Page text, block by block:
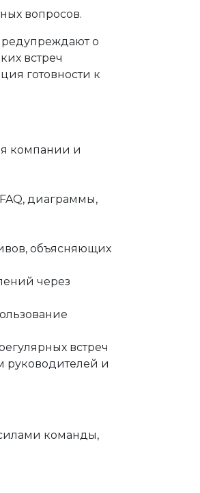
вопросов.
о
встреч
готовности к
компании и
диаграммы,
объясняющих
через
встреч
руководителей и
команды,